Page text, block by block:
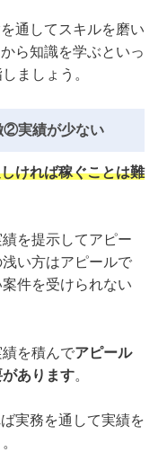
通してスキルを磨い
ら知識を学ぶといっ
ましょう。
②実績が少ない
ければ稼ぐことは難
を提示してアピー
い方はアピールで
件を受けられない
を積んでアピール
あります。
実務を通して実績を